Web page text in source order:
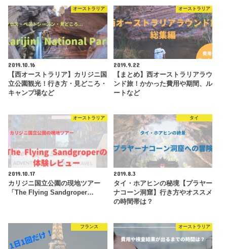
オーストラリア
2019.10.16
【西オーストラリア】カリジニ国
立公園観光！行き方・見どころ・
キャンプ場など
オーストラリア
2019.9.22
【まとめ】西オーストラリアラウ
ンド旅！かかった費用や期間、ル
ートなど
オーストラリア
2019.10.17
カリジニ国立公園の現地ツアー
「The Flying Sandgroper…
タイ
2019.8.3
タイ・ホアヒンの秘境【プラヤー
ナコーン洞窟】行き方やオススメ
の時間帯は？
フランス オーストラリア